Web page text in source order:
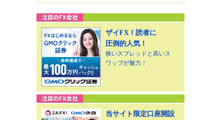
ザイFX！読者に
圧倒的人気！
狭いスプレッドと高いス
ワップが魅力！
当サイト限定口座開設